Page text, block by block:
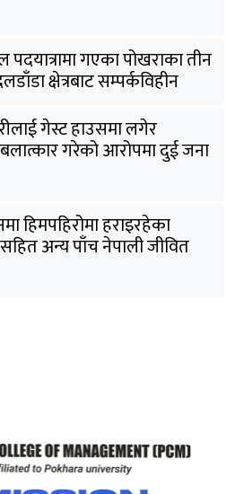
पदयात्रामा गएका पोखराका तीन
क्षेत्रबाट सम्पर्कविहीन
गेस्ट हाउसमा लगेर
गरेको आरोपमा दुई जना
हिमपहिरोमा हराइरहेका
अन्य पाँच नेपाली जीवित